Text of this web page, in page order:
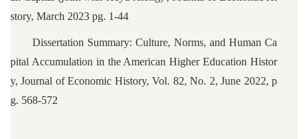
story, March 2023 pg. 1-44
Dissertation Summary: Culture, Norms, and Human Ca
pital Accumulation in the American Higher Education Histor
y, Journal of Economic History, Vol. 82, No. 2, June 2022, p
g. 568-572